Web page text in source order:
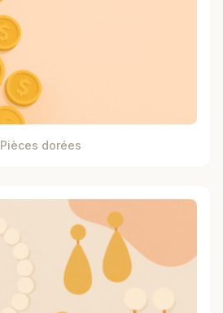
Pièces dorées